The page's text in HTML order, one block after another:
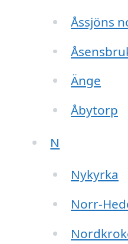
Åssjöns
Änge
Åbytorp
N
Nykyrka
Norr-